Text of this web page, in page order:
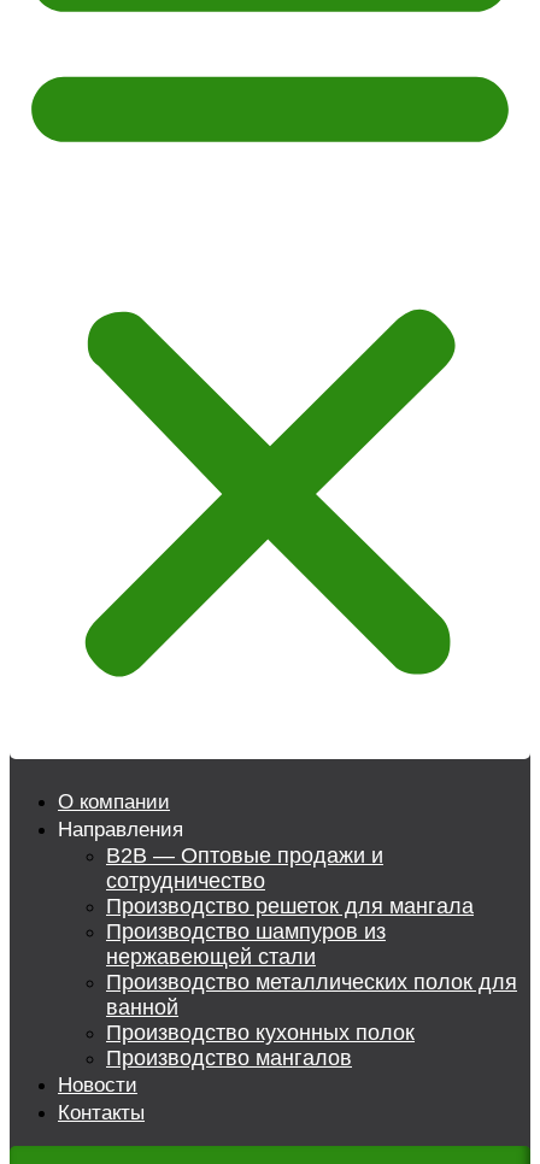
О компании
Направления
B2B — Оптовые продажи и
сотрудничество
Производство решеток для мангала
Производство шампуров из
нержавеющей стали
Производство металлических полок для
ванной
Производство кухонных полок
Производство мангалов
Новости
Контакты